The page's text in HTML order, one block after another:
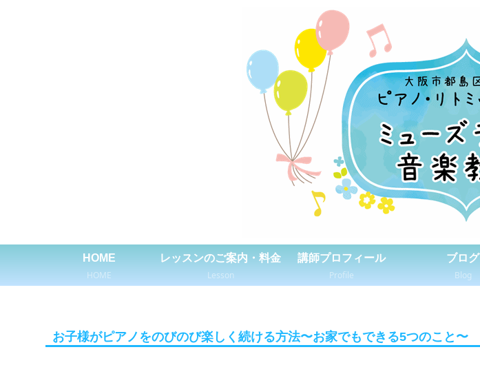
HOME
HOME
レッスンのご案内・料金
Lesson
講師プロフィール
Profile
ブログ
Blog
お子様がピアノをのびのび楽しく続ける方法〜お家でもできる5つのこと〜